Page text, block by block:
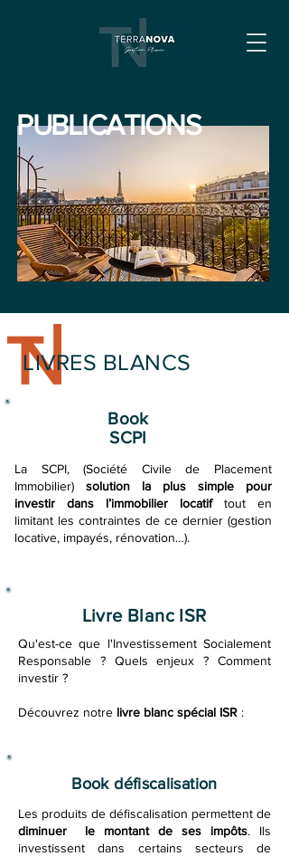
PUBLICATIONS
LIVRES BLANCS
Book
SCPI
La SCPI, (Société Civile de Placement
Immobilier) solution la plus simple pour
investir dans l’immobilier locatiftout en
limitant les contraintes de ce dernier (gestion
locative, impayés, rénovation…).
Livre Blanc ISR
Qu'est-ce que l'Investissement Socialement
Responsable ? Quels enjeux ? Comment
investir ?
Découvrez notre livre blanc spécial ISR :
Book défiscalisation
Les produits de défiscalisation permettent de
diminuer le montant de ses impôts. Ils
investissent dans certains secteurs de